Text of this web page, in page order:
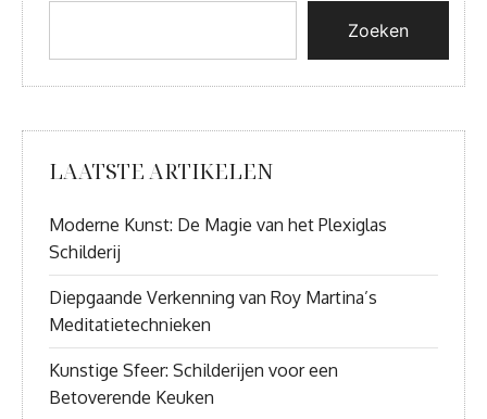
Zoeken
LAATSTE ARTIKELEN
Moderne Kunst: De Magie van het Plexiglas
Schilderij
Diepgaande Verkenning van Roy Martina’s
Meditatietechnieken
Kunstige Sfeer: Schilderijen voor een
Betoverende Keuken